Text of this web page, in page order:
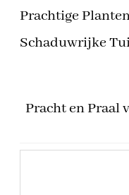
Prachtige
Schaduwrijke
Pracht en Praal